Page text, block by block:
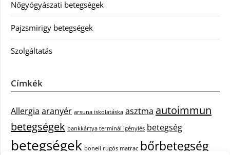
Nőgyógyászati betegségek
Pajzsmirigy betegségek
Szolgáltatás
Címkék
Allergia aranyér arsuna iskolatáska asztma autoimmun
betegségek bankkártya terminál igénylés betegség
betegségek bonell rugós matrac bőrbetegség